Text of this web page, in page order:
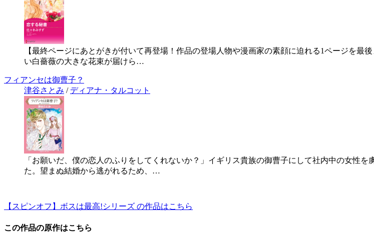
【最終ページにあとがきが付いて再登場！作品の登場人物や漫画家の素顔に迫れる1ページを
い白薔薇の大きな花束が届けら…
フィアンセは御曹子？
津谷さとみ / ディアナ・タルコット
「お願いだ、僕の恋人のふりをしてくれないか？」イギリス貴族の御曹子にして社内中の女性
た。望まぬ結婚から逃がれるため、…
【スピンオフ】ボスは最高!シリーズ の作品はこちら
この作品の原作はこちら